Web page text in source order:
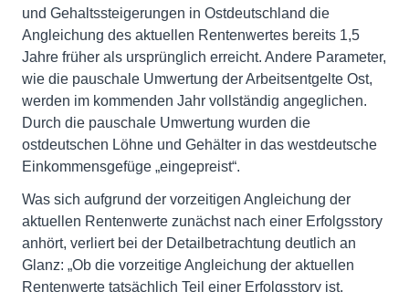
und Gehaltssteigerungen in Ostdeutschland die
Angleichung des aktuellen Rentenwertes bereits 1,5
Jahre früher als ursprünglich erreicht. Andere Parameter,
wie die pauschale Umwertung der Arbeitsentgelte Ost,
werden im kommenden Jahr vollständig angeglichen.
Durch die pauschale Umwertung wurden die
ostdeutschen Löhne und Gehälter in das westdeutsche
Einkommensgefüge „eingepreist“.
Was sich aufgrund der vorzeitigen Angleichung der
aktuellen Rentenwerte zunächst nach einer Erfolgsstory
anhört, verliert bei der Detailbetrachtung deutlich an
Glanz: „Ob die vorzeitige Angleichung der aktuellen
Rentenwerte tatsächlich Teil einer Erfolgsstory ist,